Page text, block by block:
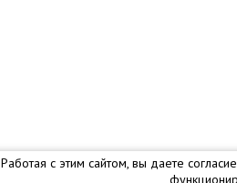
Работая с этим сайтом, вы даете